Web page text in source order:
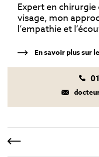
Expert en
visage, mon
l’empathie et
En savoir plus sur